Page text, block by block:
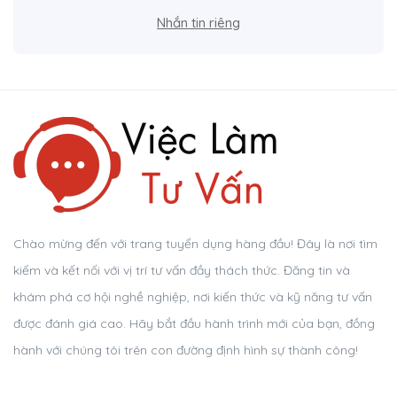
Nhắn tin riêng
Chào mừng đến với trang tuyển dụng hàng đầu! Đây là nơi tìm
kiếm và kết nối với vị trí tư vấn đầy thách thức. Đăng tin và
khám phá cơ hội nghề nghiệp, nơi kiến thức và kỹ năng tư vấn
được đánh giá cao. Hãy bắt đầu hành trình mới của bạn, đồng
hành với chúng tôi trên con đường định hình sự thành công!